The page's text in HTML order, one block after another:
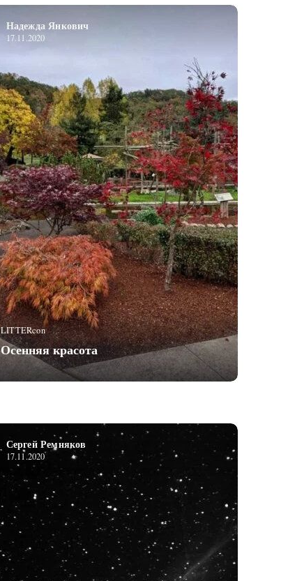
LITTERcon
Осенняя красота
Надежда Янкович
17.11.2020
Сергей Ремняков
17.11.2020